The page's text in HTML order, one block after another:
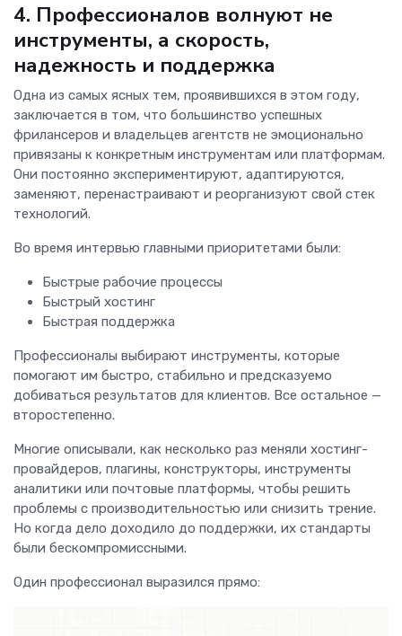
4. Профессионалов волнуют не
инструменты, а скорость,
надежность и поддержка
Одна из самых ясных тем, проявившихся в этом году,
заключается в том, что большинство успешных
фрилансеров и владельцев агентств не эмоционально
привязаны к конкретным инструментам или платформам.
Они постоянно экспериментируют, адаптируются,
заменяют, перенастраивают и реорганизуют свой стек
технологий.
Во время интервью главными приоритетами были:
Быстрые рабочие процессы
Быстрый хостинг
Быстрая поддержка
Профессионалы выбирают инструменты, которые
помогают им быстро, стабильно и предсказуемо
добиваться результатов для клиентов. Все остальное —
второстепенно.
Многие описывали, как несколько раз меняли хостинг-
провайдеров, плагины, конструкторы, инструменты
аналитики или почтовые платформы, чтобы решить
проблемы с производительностью или снизить трение.
Но когда дело доходило до поддержки, их стандарты
были бескомпромиссными.
Один профессионал выразился прямо: